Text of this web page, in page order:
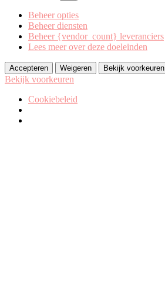
Beheer opties
Beheer diensten
Beheer {vendor_count} leveranciers
Lees meer over deze doeleinden
Accepteren Weigeren Bekijk voorkeuren
Bekijk voorkeuren
Cookiebeleid